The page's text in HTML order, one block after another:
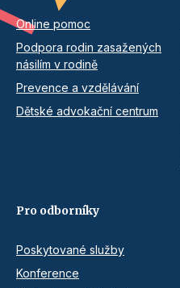
Online pomoc
Podpora rodin zasažených
násilím v rodině
Prevence a vzdělávání
Dětské advokační centrum
Pro odborníky
Poskytované služby
Konference